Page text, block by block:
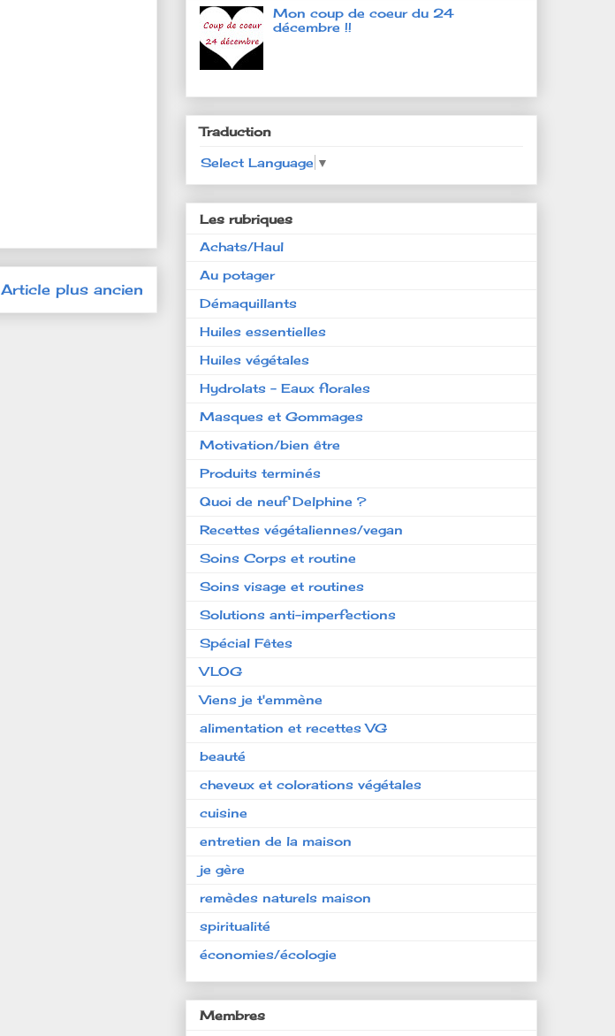
Article plus ancien
Mon coup de coeur du 24
décembre !!
Traduction
Select Language ▼
Les rubriques
Achats/Haul
Au potager
Démaquillants
Huiles essentielles
Huiles végétales
Hydrolats - Eaux florales
Masques et Gommages
Motivation/bien être
Produits terminés
Quoi de neuf Delphine ?
Recettes végétaliennes/vegan
Soins Corps et routine
Soins visage et routines
Solutions anti-imperfections
Spécial Fêtes
VLOG
Viens je t'emmène
alimentation et recettes VG
beauté
cheveux et colorations végétales
cuisine
entretien de la maison
je gère
remèdes naturels maison
spiritualité
économies/écologie
Membres